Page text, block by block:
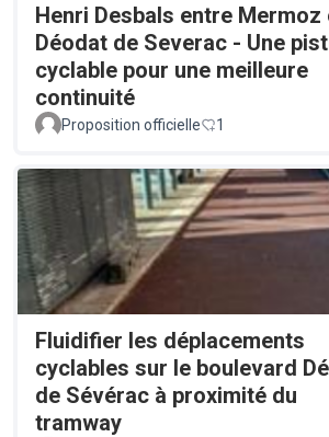
Henri Desbals entre Mermoz
Déodat de Severac - Une
cyclable pour une meilleure
continuité
Proposition officielle 1
Fluidifier les déplacements
cyclables sur le boulevard
de Sévérac à proximité du
tramway